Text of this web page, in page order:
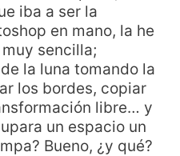
iba a ser la
en mano, la he
sencilla;
la luna tomando la
los bordes, copiar
libre… y
un espacio un
Bueno, ¿y qué?